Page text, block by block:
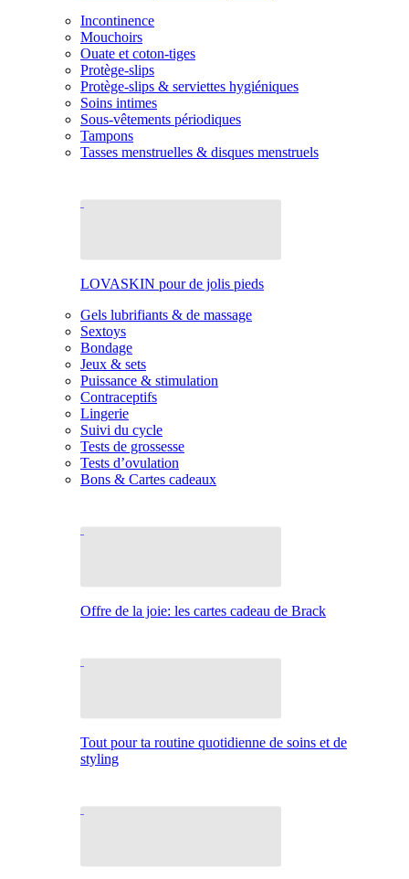
Incontinence
Mouchoirs
Ouate et coton-tiges
Protège-slips
Protège-slips & serviettes hygiéniques
Soins intimes
Sous-vêtements périodiques
Tampons
Tasses menstruelles & disques menstruels
LOVASKIN pour de jolis pieds
Gels lubrifiants & de massage
Sextoys
Bondage
Jeux & sets
Puissance & stimulation
Contraceptifs
Lingerie
Suivi du cycle
Tests de grossesse
Tests d’ovulation
Bons & Cartes cadeaux
Offre de la joie: les cartes cadeau de Brack
Tout pour ta routine quotidienne de soins et de
styling